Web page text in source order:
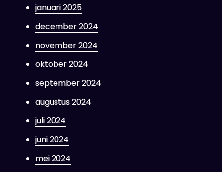
januari 2025
december 2024
november 2024
oktober 2024
september 2024
augustus 2024
juli 2024
juni 2024
mei 2024